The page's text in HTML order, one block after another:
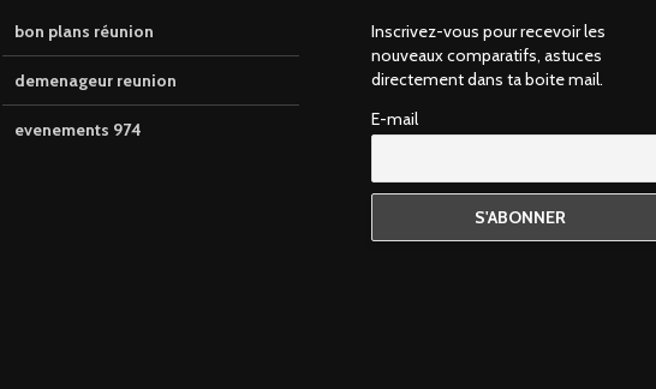
bon plans réunion
demenageur reunion
evenements 974
Inscrivez-vous pour recevoir les
nouveaux comparatifs, astuces
directement dans ta boite mail.
E-mail